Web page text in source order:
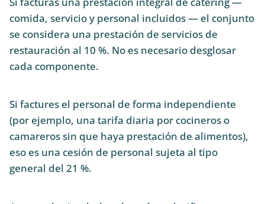
comida, servicio y personal incluidos — el conjunto
se considera una prestación de servicios de
restauración al 10 %. No es necesario desglosar
cada componente.
Si factures el personal de forma independiente
(por ejemplo, una tarifa diaria por cocineros o
camareros sin que haya prestación de alimentos),
eso es una cesión de personal sujeta al tipo
general del 21 %.